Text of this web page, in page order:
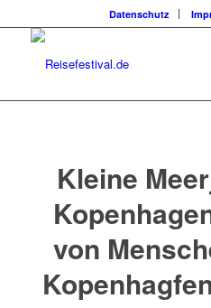
Datenschutz
Kleine
von